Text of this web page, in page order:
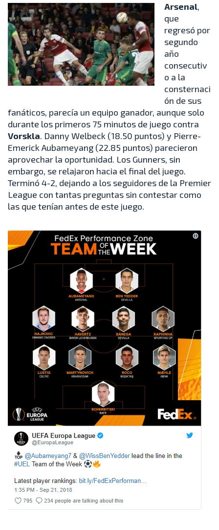
Arsenal,
que
regresó por
segundo
año
consecutiv
o a la
consternaci
ón de sus
fanáticos, parecía un equipo ganador, aunque solo
durante los primeros 75 minutos de juego contra
Vorskla. Danny Welbeck (18.50 puntos) y Pierre-
Emerick Aubameyang (22.85 puntos) parecieron
aprovechar la oportunidad. Los Gunners, sin
embargo, se relajaron hacia el final del juego.
Terminó 4-2, dejando a los seguidores de la Premier
League con tantas preguntas sin contestar como
las que tenían antes de este juego.